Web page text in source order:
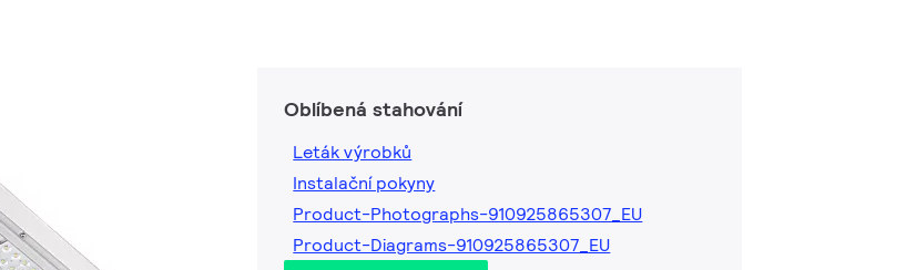
Oblíbená stahování
Leták výrobků
Instalační pokyny
Product-Photographs-910925865307_EU
Product-Diagrams-910925865307_EU